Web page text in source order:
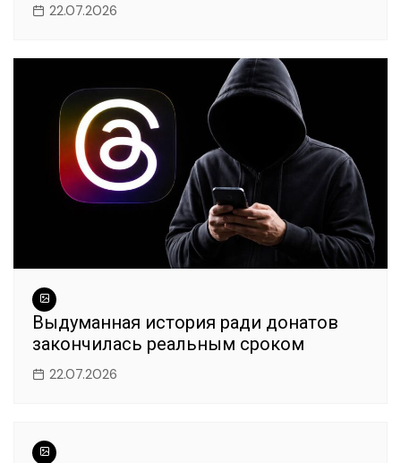
22.07.2026
Выдуманная история ради донатов
закончилась реальным сроком
22.07.2026